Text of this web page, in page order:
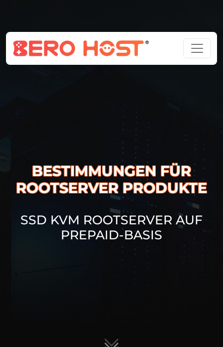
BESTIMMUNGEN FÜR
ROOTSERVER PRODUKTE
SSD KVM ROOTSERVER AUF
PREPAID-BASIS